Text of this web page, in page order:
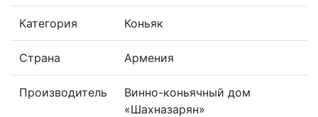
Категория Коньяк
Страна Армения
Производитель
Винно-коньячный дом
«Шахназарян»